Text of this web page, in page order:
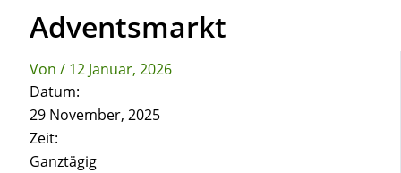
Adventsmarkt
Von / 12 Januar, 2026
Datum:
29 November, 2025
Zeit:
Ganztägig